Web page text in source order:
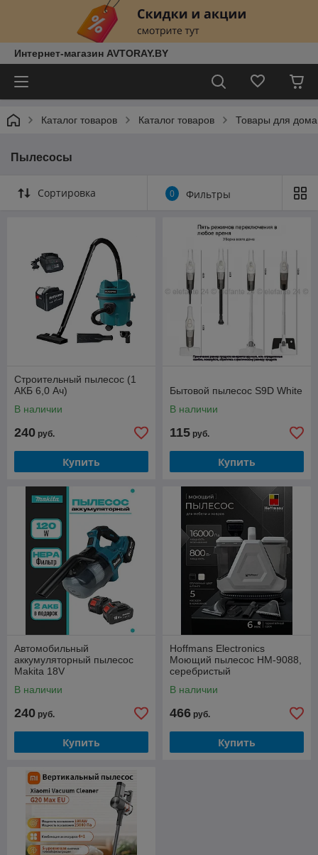
Интернет-магазин AVTORAY.BY
Каталог товаров Каталог товаров Товары для дома
Пылесосы
Сортировка 0 Фильтры
Строительный пылесос (1
АКБ 6,0 Ач)
В наличии
240 руб.
Купить
Бытовой пылесос S9D White
В наличии
115 руб.
Купить
Автомобильный
аккумуляторный пылесос
Makita 18V
В наличии
240 руб.
Купить
Hoffmans Electronics
Моющий пылесос HM-9088,
серебристый
В наличии
466 руб.
Купить